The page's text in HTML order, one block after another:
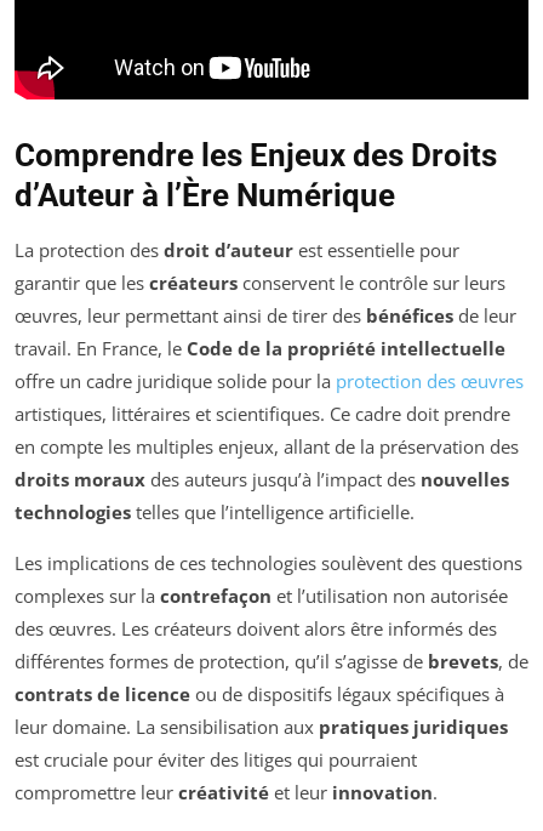
Comprendre les Enjeux des Droits
d’Auteur à l’Ère Numérique
La protection des droit d’auteur est essentielle pour
garantir que les créateurs conservent le contrôle sur leurs
œuvres, leur permettant ainsi de tirer des bénéfices de leur
travail. En France, le Code de la propriété intellectuelle
offre un cadre juridique solide pour la protection des œuvres
artistiques, littéraires et scientifiques. Ce cadre doit prendre
en compte les multiples enjeux, allant de la préservation des
droits moraux des auteurs jusqu’à l’impact des nouvelles
technologies telles que l’intelligence artificielle.
Les implications de ces technologies soulèvent des questions
complexes sur la contrefaçon et l’utilisation non autorisée
des œuvres. Les créateurs doivent alors être informés des
différentes formes de protection, qu’il s’agisse de brevets, de
contrats de licence ou de dispositifs légaux spécifiques à
leur domaine. La sensibilisation aux pratiques juridiques
est cruciale pour éviter des litiges qui pourraient
compromettre leur créativité et leur innovation.